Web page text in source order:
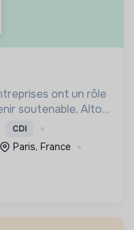
ont un rôle
soutenable, Altopi
accompagner
plus durable.
CDI
Paris, France